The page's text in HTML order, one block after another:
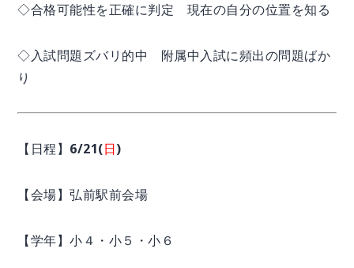
◇合格可能性を正確に判定 現在の自分の位置を知る
◇入試問題ズバリ的中 附属中入試に頻出の問題ばか
り
【日程】6/21(日)
【会場】弘前駅前会場
【学年】小４・小５・小６